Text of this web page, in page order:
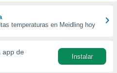
temperaturas en Meidling hoy
app de
Instalar